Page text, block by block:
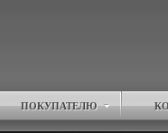
ПОКУПАТЕЛЮ